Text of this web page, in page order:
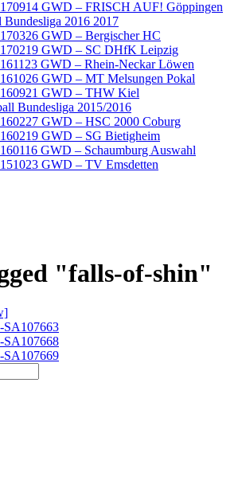
GWD – FRISCH AUF! Göppingen
Bundesliga 2016 2017
GWD – Bergischer HC
GWD – SC DHfK Leipzig
GWD – Rhein-Neckar Löwen
GWD – MT Melsungen Pokal
GWD – THW Kiel
Bundesliga 2015/2016
GWD – HSC 2000 Coburg
GWD – SG Bietigheim
GWD – Schaumburg Auswahl
GWD – TV Emsdetten
"falls-of-shin"